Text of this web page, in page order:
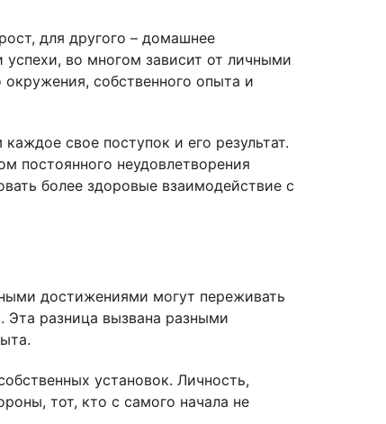
для другого – домашнее
во многом зависит от личными
собственного опыта и
свое поступок и его результат.
постоянного неудовлетворения
более здоровые взаимодействие с
достижениями могут переживать
Эта разница вызвана разными
установок. Личность,
тот, кто с самого начала не